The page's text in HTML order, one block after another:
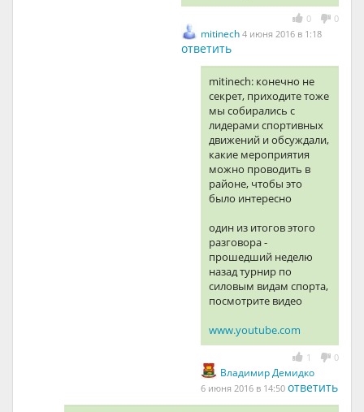
0 0
mitinech 4 июня 2016 в 1:18
ответить
mitinech: конечно не
секрет, приходите тоже
мы собирались с
лидерами спортивных
движений и обсуждали,
какие мероприятия
можно проводить в
районе, чтобы это
было интересно
один из итогов этого
разговора -
прошедший неделю
назад турнир по
силовым видам спорта,
посмотрите видео
www.youtube.com
1 0
Владимир Демидко
6 июня 2016 в 14:50 ответить